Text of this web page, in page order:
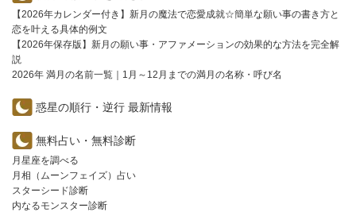
【2026年カレンダー付き】新月の魔法で恋愛成就☆簡単な願い事の書き方と
恋を叶える具体的例文
【2026年保存版】新月の願い事・アファメーションの効果的な方法を完全解
説
2026年 満月の名前一覧｜1月～12月までの満月の名称・呼び名
惑星の順行・逆行 最新情報
無料占い・無料診断
月星座を調べる
月相（ムーンフェイズ）占い
スターシード診断
内なるモンスター診断